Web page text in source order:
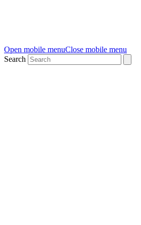
Open mobile menuClose mobile menu
Search